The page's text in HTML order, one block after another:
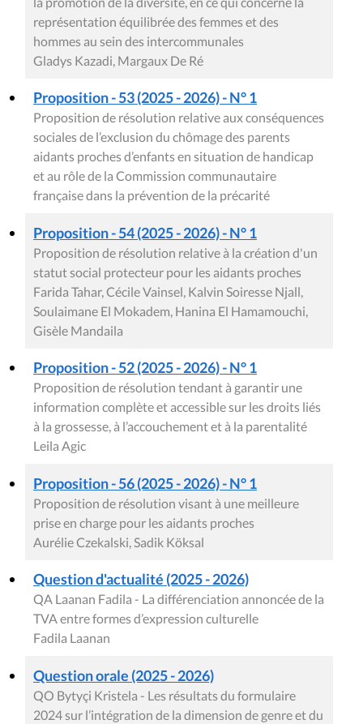
représentation équilibrée des femmes et des
hommes au sein des intercommunales
Gladys Kazadi, Margaux De Ré
Proposition - 53 (2025 - 2026) - N° 1
Proposition de résolution relative aux conséquences
sociales de l’exclusion du chômage des parents
aidants proches d’enfants en situation de handicap
et au rôle de la Commission communautaire
française dans la prévention de la précarité
Proposition - 54 (2025 - 2026) - N° 1
Proposition de résolution relative à la création d'un
statut social protecteur pour les aidants proches
Farida Tahar, Cécile Vainsel, Kalvin Soiresse Njall,
Soulaimane El Mokadem, Hanina El Hamamouchi,
Gisèle Mandaila
Proposition - 52 (2025 - 2026) - N° 1
Proposition de résolution tendant à garantir une
information complète et accessible sur les droits liés
à la grossesse, à l’accouchement et à la parentalité
Leila Agic
Proposition - 56 (2025 - 2026) - N° 1
Proposition de résolution visant à une meilleure
prise en charge pour les aidants proches
Aurélie Czekalski, Sadik Köksal
Question d'actualité (2025 - 2026)
QA Laanan Fadila - La différenciation annoncée de la
TVA entre formes d’expression culturelle
Fadila Laanan
Question orale (2025 - 2026)
QO Bytyçi Kristela - Les résultats du formulaire
2024 sur l’intégration de la dimension de genre et du